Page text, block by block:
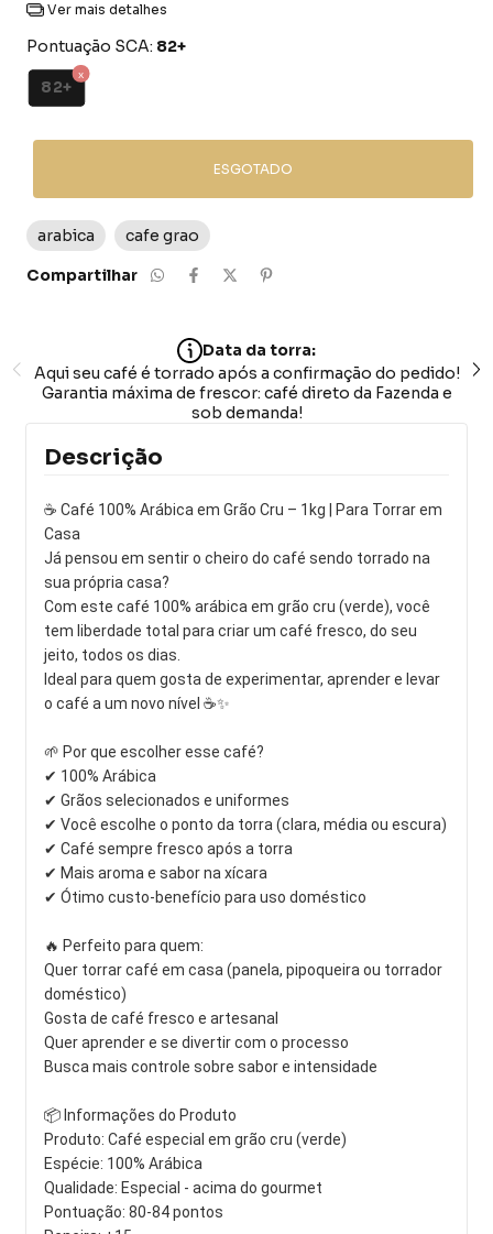
Ver mais detalhes
Pontuação SCA: 82+
82+
arabica
cafe grao
Compartilhar
Data da torra:
Aqui seu café é torrado após a confirmação do pedido!
Garantia máxima de frescor: café direto da Fazenda e
sob demanda!
Descrição
☕ Café 100% Arábica em Grão Cru – 1kg | Para Torrar em
Casa
Já pensou em sentir o cheiro do café sendo torrado na
sua própria casa?
Com este café 100% arábica em grão cru (verde), você
tem liberdade total para criar um café fresco, do seu
jeito, todos os dias.
Ideal para quem gosta de experimentar, aprender e levar
o café a um novo nível ☕✨
🌱 Por que escolher esse café?
✔ 100% Arábica
✔ Grãos selecionados e uniformes
✔ Você escolhe o ponto da torra (clara, média ou escura)
✔ Café sempre fresco após a torra
✔ Mais aroma e sabor na xícara
✔ Ótimo custo-benefício para uso doméstico
🔥 Perfeito para quem:
Quer torrar café em casa (panela, pipoqueira ou torrador
doméstico)
Gosta de café fresco e artesanal
Quer aprender e se divertir com o processo
Busca mais controle sobre sabor e intensidade
📦 Informações do Produto
Produto: Café especial em grão cru (verde)
Espécie: 100% Arábica
Qualidade: Especial - acima do gourmet
Pontuação: 80-84 pontos